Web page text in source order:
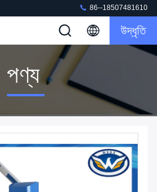
86--18507481610
উদ্ধৃতি
পণ্য